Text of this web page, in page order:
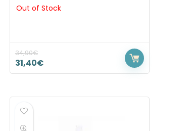
Out of Stock
34,90€
31,40€